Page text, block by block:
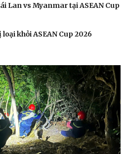
Lan vs Myanmar tại ASEAN Cup
khỏi ASEAN Cup 2026